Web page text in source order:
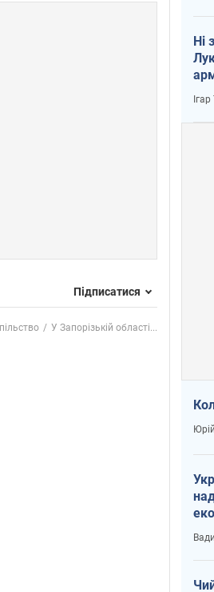
Підписатися
У Запорізькій області...
Ні